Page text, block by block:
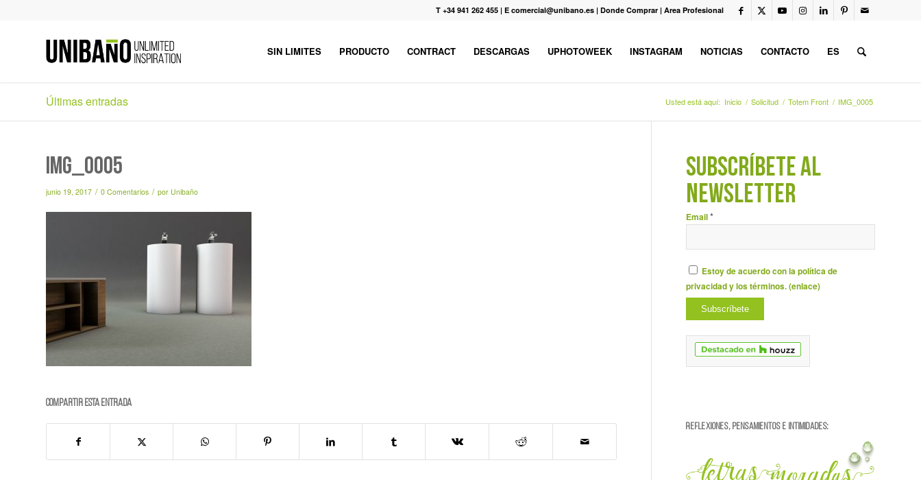
T +34 941 262 455 | E comercial@unibano.es | Donde Comprar | Area Profesional
SIN LIMITES PRODUCTO CONTRACT DESCARGAS UPHOTOWEEK INSTAGRAM NOTICIAS CONTACTO ES
Últimas entradas Usted está aquí: Inicio / Solicitud / Totem Front / IMG_0005
IMG_0005
junio 19, 2017 / 0 Comentarios / por Unibaño
Compartir esta entrada
SUBSCRÍBETE AL
NEWSLETTER
Email*
Estoy de acuerdo con la política de
privacidad y los términos. (enlace)
REFLEXIONES, PENSAMIENTOS E INTIMIDADES: